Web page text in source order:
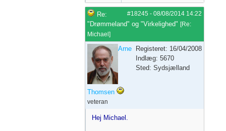
#18245 - 08/08/2014 14:22
Re:
"Drømmeland" og "Virkelighed" [Re:
Michael ]
Arne
Thomsen
veteran
Registeret: 16/04/2008
Indlæg: 5670
Sted: Sydsjælland
Hej Michael.